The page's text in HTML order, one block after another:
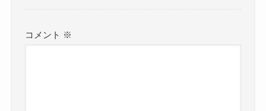
コメント ※